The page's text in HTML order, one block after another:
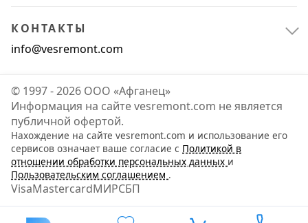
Офис и дом 3
Для дома
КОНТАКТЫ
info@vesremont.com
© 1997 - 2026 ООО «Афганец»
Информация на сайте vesremont.com не является
публичной офертой.
Нахождение на сайте vesremont.com и использование его
сервисов означает ваше согласие с Политикой в
отношении обработки персональных данных и
Пользовательским соглашением .
VisaMastercardМИРСБП